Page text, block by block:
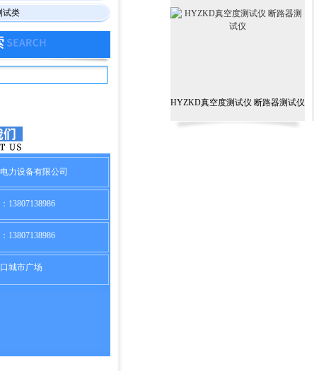
HYZKD真空度测试仪 断路器测试仪
试类
力设备有限公司
13807138986
13807138986
城市广场